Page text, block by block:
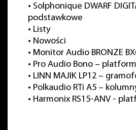
• Solphonique DWARF
podstawkowe
• Listy
• Nowości
• Monitor Audio BRONZE
• Pro Audio Bono –
• LINN MAJIK LP12 –
• Polkaudio RTi A5 –
• Harmonix RS15-ANV -